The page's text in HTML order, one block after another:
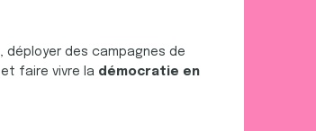
, déployer des campagnes de
et faire vivre la démocratie en